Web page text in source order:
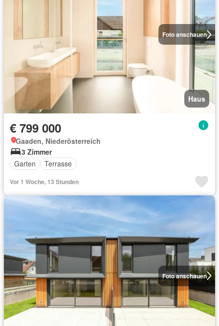
Foto anschauen
Haus
€ 799 000
Gaaden, Niederösterreich
3 Zimmer
Garten
Terrasse
Vor 1 Woche, 13 Stunden
Foto anschauen